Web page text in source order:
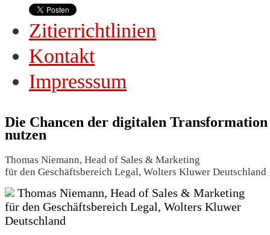
Zitierrichtlinien
Kontakt
Impresssum
Die Chancen der digitalen Transformation
nutzen
Thomas Niemann, Head of Sales & Marketing
für den Geschäftsbereich Legal, Wolters Kluwer Deutschland
Thomas Niemann, Head of Sales & Marketing
für den Geschäftsbereich Legal, Wolters Kluwer
Deutschland